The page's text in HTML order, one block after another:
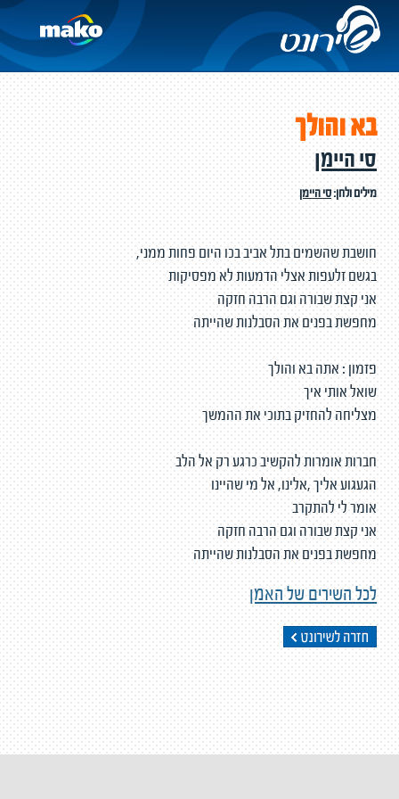
בא והולך
סי היימן
מילים ולחן:סי היימן
חושבת שהשמים בתל אביב בכו היום פחות ממני,
בגשם זלעפות אצלי הדמעות לא מפסיקות
אני קצת שבורה וגם הרבה חזקה
מחפשת בפנים את הסבלנות שהייתה
פזמון : אתה בא והולך
שואל אותי איך
מצליחה להחזיק בתוכי את ההמשך
חברות אומרות להקשיב כרגע רק אל הלב
הגעגוע אליך ,אלינו, אל מי שהיינו
אומר לי להתקרב
אני קצת שבורה וגם הרבה חזקה
מחפשת בפנים את הסבלנות שהייתה
לכל השירים של האמן